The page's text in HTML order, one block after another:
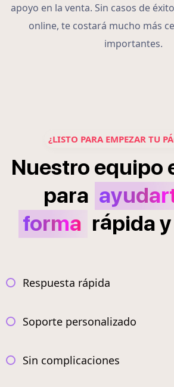
apoyo en la venta. Sin casos de
online, te costará mucho más
importantes.
¿LISTO PARA EMPEZAR TU
Nuestro equipo
para
forma rápiday
Respuesta rápida
Soporte personalizado
Sin complicaciones